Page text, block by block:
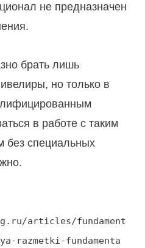
не предназначен
брать лишь
но только в
в работе с таким
без специальных
articles/fundament
fundamenta